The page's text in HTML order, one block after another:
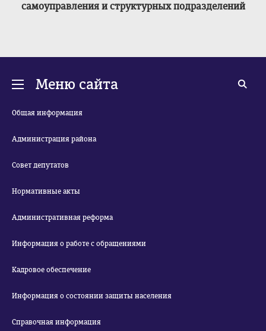
самоуправления и структурных подразделений
Меню сайта
Общая информация
Администрация района
Совет депутатов
Нормативные акты
Административная реформа
Информация о работе с обращениями
Кадровое обеспечение
Информация о состоянии защиты населения
Справочная информация